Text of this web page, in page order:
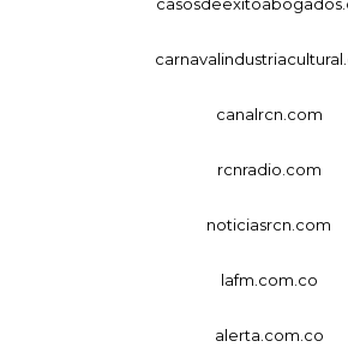
canalrcn.com
rcnradio.com
noticiasrcn.com
lafm.com.co
alerta.com.co